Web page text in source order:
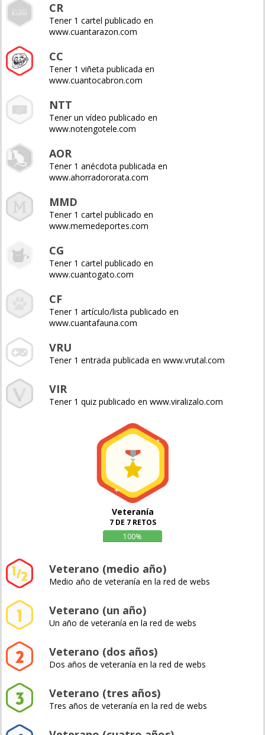
CR
Tener 1 cartel publicado en
www.cuantarazon.com
CC
Tener 1 viñeta publicada en
www.cuantocabron.com
NTT
Tener un vídeo publicado en
www.notengotele.com
AOR
Tener 1 anécdota publicada en
www.ahorradororata.com
MMD
Tener 1 cartel publicado en
www.memedeportes.com
CG
Tener 1 cartel publicado en
www.cuantogato.com
CF
Tener 1 artículo/lista publicado en
www.cuantafauna.com
VRU
Tener 1 entrada publicada en www.vrutal.com
VIR
Tener 1 quiz publicado en www.viralizalo.com
Veteranía
7 DE 7 RETOS
100%
Veterano (medio año)
Medio año de veteranía en la red de webs
Veterano (un año)
Un año de veteranía en la red de webs
Veterano (dos años)
Dos años de veteranía en la red de webs
Veterano (tres años)
Tres años de veteranía en la red de webs